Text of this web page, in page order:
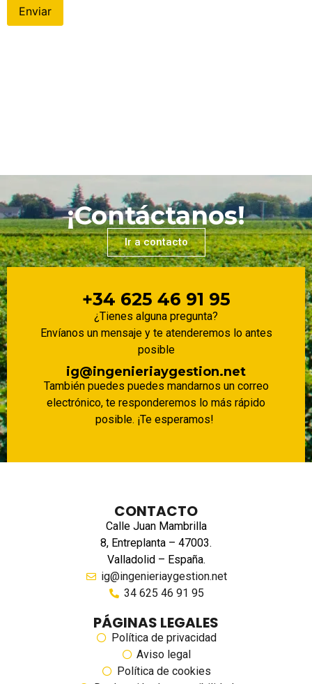
¡Contáctanos!
Ir a contacto
+34 625 46 91 95
¿Tienes alguna pregunta?
Envíanos un mensaje y te atenderemos lo antes
posible
ig@ingenieriaygestion.net
También puedes puedes mandarnos un correo
electrónico, te responderemos lo más rápido
posible. ¡Te esperamos!
CONTACTO
Calle Juan Mambrilla
8, Entreplanta – 47003.
Valladolid – España.
ig@ingenieriaygestion.net
34 625 46 91 95
PÁGINAS LEGALES
Política de privacidad
Aviso legal
Política de cookies